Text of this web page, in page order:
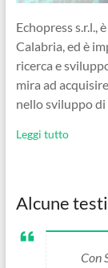
Echopress s.r.l.,
Calabria, ed è
ricerca e
mira ad
nello sviluppo
Leggi tutto
Alcune
Con